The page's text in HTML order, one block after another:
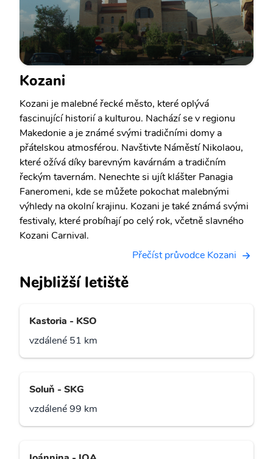
Kozani
Kozani je malebné řecké město, které oplývá
fascinující historií a kulturou. Nachází se v regionu
Makedonie a je známé svými tradičními domy a
přátelskou atmosférou. Navštivte Náměstí Nikolaou,
které ožívá díky barevným kavárnám a tradičním
řeckým tavernám. Nenechte si ujít klášter Panagia
Faneromeni, kde se můžete pokochat malebnými
výhledy na okolní krajinu. Kozani je také známá svými
festivaly, které probíhají po celý rok, včetně slavného
Kozani Carnival.
Přečíst průvodce Kozani
Nejbližší letiště
Kastoria - KSO
vzdálené 51 km
Soluň - SKG
vzdálené 99 km